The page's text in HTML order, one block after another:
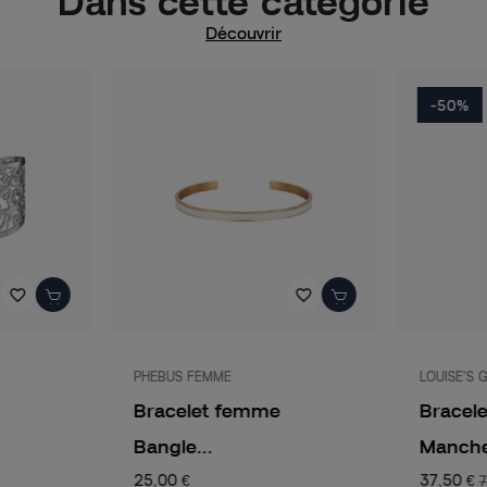
Découvrir
favorite_border favorite_border
PHEBUS FEMME
Bracelet femme
Bangle...
25,00 €
LOUISE'S
37,50 €
-50%